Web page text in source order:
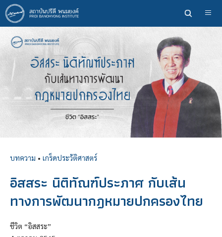
ข้าม
ไป
ยัง
เนื้อหา
หลัก
บทความ • เกร็ดประวัติศาสตร์
อิสสระ นิติทัณฑ์ประภาศ กับเส้น
ทางการพัฒนากฎหมายปกครองไทย
ชีวิต “อิสสระ”